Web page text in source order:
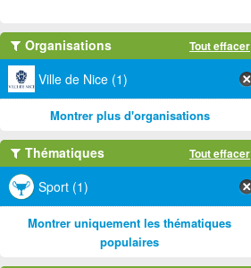
Organisations Tout effacer
Ville de Nice (1)
Montrer plus d'organisations
Thématiques Tout effacer
Sport (1)
Montrer uniquement les thématiques
populaires